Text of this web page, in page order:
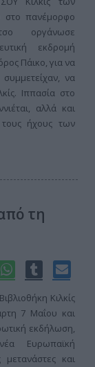
στο πανέμορφο
οργάνωσε
εκδρομή
Πάικο, για να
να
Ιππασία στο
αλλά και
ήχους των
τη
Κιλκίς
7 Μαΐου και
εκδήλωση,
Ευρωπαϊκή
και